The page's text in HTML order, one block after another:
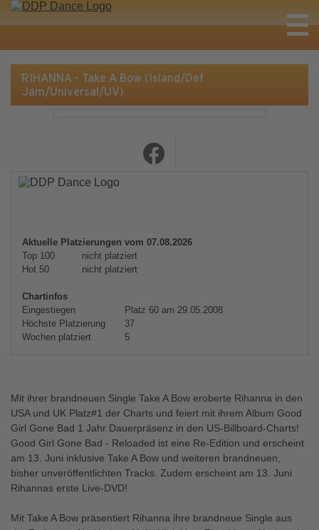
RIHANNA - Take A Bow (Island/Def
Jam/Universal/UV)
Aktuelle Platzierungen vom 07.08.2026
Top 100
nicht platziert
Hot 50
nicht platziert
Chartinfos
Eingestiegen
Platz 60 am 29.05.2008
Höchste Platzierung
37
Wochen platziert
5
Mit ihrer brandneuen Single Take A Bow eroberte Rihanna in den
USA und UK Platz#1 der Charts und feiert mit ihrem Album Good
Girl Gone Bad 1 Jahr Dauerpräsenz in den US-Billboard-Charts!
Good Girl Gone Bad - Reloaded ist eine Re-Edition und erscheint
am 13. Juni inklusive Take A Bow und weiteren brandneuen,
bisher unveröffentlichten Tracks. Zudem erscheint am 13. Juni
Rihannas erste Live-DVD!
Mit Take A Bow präsentiert Rihanna ihre brandneue Single aus